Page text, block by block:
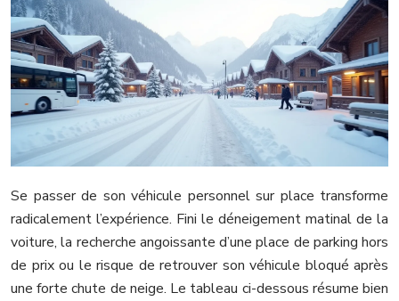
Se passer de son véhicule personnel sur place transforme
radicalement l’expérience. Fini le déneigement matinal de la
voiture, la recherche angoissante d’une place de parking hors
de prix ou le risque de retrouver son véhicule bloqué après
une forte chute de neige. Le tableau ci-dessous résume bien